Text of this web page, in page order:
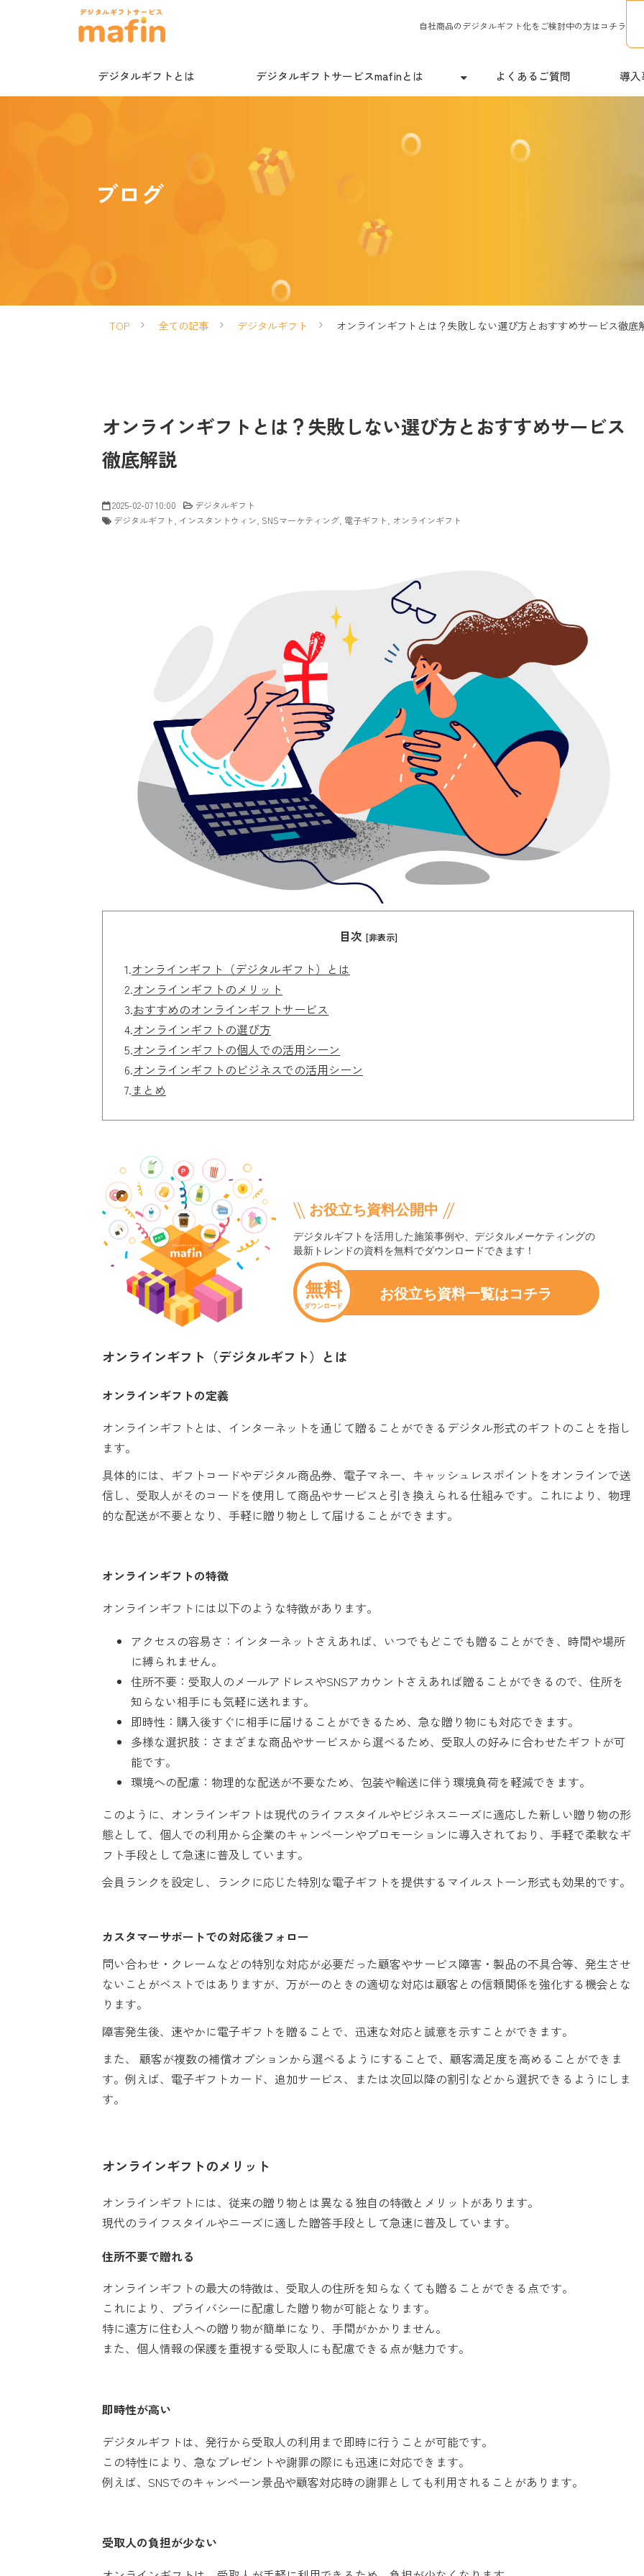
自社商品のデジタルギフト化をご検討中の方はコチラ
デジタルギフトとは デジタルギフトサービスmafinとは よくあるご質問 導入
ブログ
TOP 全ての記事 デジタルギフト オンラインギフトとは？失敗しない選び方とおすすめサービス徹底
オンラインギフトとは？失敗しない選び方とおすすめサービス
徹底解説
2025-02-07 10:00
デジタルギフト
デジタルギフト インスタントウィン SNSマーケティング 電子ギフト オンラインギフト
目次 [非表示]
1.オンラインギフト（デジタルギフト）とは
2.オンラインギフトのメリット
3.おすすめのオンラインギフトサービス
4.オンラインギフトの選び方
5.オンラインギフトの個人での活用シーン
6.オンラインギフトのビジネスでの活用シーン
7.まとめ
オンラインギフト（デジタルギフト）とは
オンラインギフトの定義
オンラインギフトとは、インターネットを通じて贈ることができるデジタル形式のギフトのことを指し
ます。
具体的には、ギフトコードやデジタル商品券、電子マネー、キャッシュレスポイントをオンラインで送
信し、受取人がそのコードを使用して商品やサービスと引き換えられる仕組みです。これにより、物理
的な配送が不要となり、手軽に贈り物として届けることができます。
オンラインギフトの特徴
オンラインギフトには以下のような特徴があります。
アクセスの容易さ：インターネットさえあれば、いつでもどこでも贈ることができ、時間や場所
に縛られません。
住所不要：受取人のメールアドレスやSNSアカウントさえあれば贈ることができるので、住所を
知らない相手にも気軽に送れます。
即時性：購入後すぐに相手に届けることができるため、急な贈り物にも対応できます。
多様な選択肢：さまざまな商品やサービスから選べるため、受取人の好みに合わせたギフトが可
能です。
環境への配慮：物理的な配送が不要なため、包装や輸送に伴う環境負荷を軽減できます。
このように、オンラインギフトは現代のライフスタイルやビジネスニーズに適応した新しい贈り物の形
態として、個人での利用から企業のキャンペーンやプロモーションに導入されており、手軽で柔軟なギ
フト手段として急速に普及しています。
会員ランクを設定し、ランクに応じた特別な電子ギフトを提供するマイルストーン形式も効果的です。
カスタマーサポートでの対応後フォロー
問い合わせ・クレームなどの特別な対応が必要だった顧客やサービス障害・製品の不具合等、発生させ
ないことがベストではありますが、万が一のときの適切な対応は顧客との信頼関係を強化する機会とな
ります。
障害発生後、速やかに電子ギフトを贈ることで、迅速な対応と誠意を示すことができます。
また、 顧客が複数の補償オプションから選べるようにすることで、顧客満足度を高めることができま
す。例えば、電子ギフトカード、追加サービス、または次回以降の割引などから選択できるようにしま
す。
オンラインギフトのメリット
オンラインギフトには、従来の贈り物とは異なる独自の特徴とメリットがあります。
現代のライフスタイルやニーズに適した贈答手段として急速に普及しています。
住所不要で贈れる
オンラインギフトの最大の特徴は、受取人の住所を知らなくても贈ることができる点です。
これにより、プライバシーに配慮した贈り物が可能となります。
特に遠方に住む人への贈り物が簡単になり、手間がかかりません。
また、個人情報の保護を重視する受取人にも配慮できる点が魅力です。
即時性が高い
デジタルギフトは、発行から受取人の利用まで即時に行うことが可能です。
この特性により、急なプレゼントや謝罪の際にも迅速に対応できます。
例えば、SNSでのキャンペーン景品や顧客対応時の謝罪としても利用されることがあります。
受取人の負担が少ない